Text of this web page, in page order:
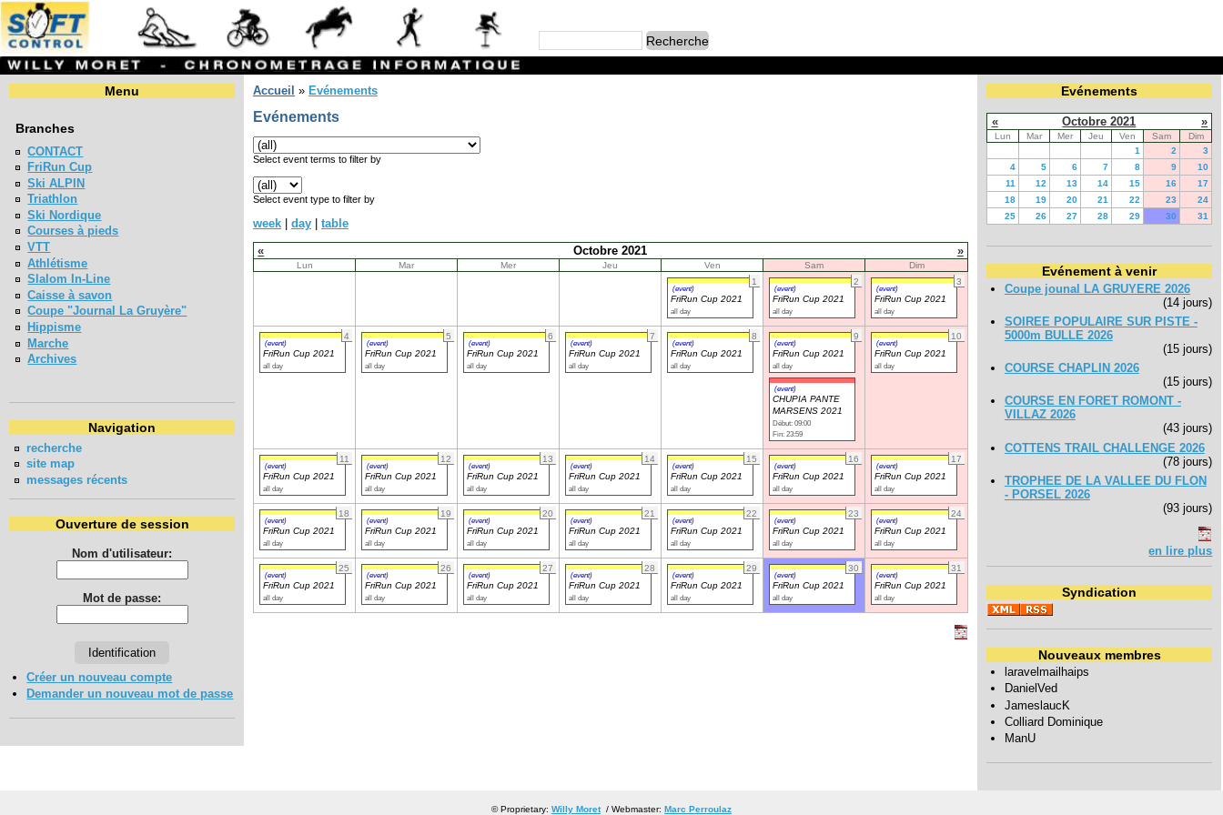
Menu
Branches
CONTACT
FriRun Cup
Ski ALPIN
Triathlon
Ski Nordique
Courses à pieds
VTT
Athlétisme
Slalom In-Line
Caisse à savon
Coupe "Journal La Gruyère"
Hippisme
Marche
Archives
Navigation
recherche
site map
messages récents
Ouverture de session
Nom d'utilisateur:
Mot de passe:
Créer un nouveau compte
Demander un nouveau mot de passe
Accueil » Evénements
Evénements
Select event terms to filter by
Select event type to filter by
week day
table
«
Octobre 2021 »
Lun Mar Mer Jeu Ven Sam
Dim
1
(event)
FriRun Cup 2021
all day
2
(event)
FriRun Cup 2021
all day
3
(event)
FriRun Cup 2021
all day
4
(event)
FriRun Cup 2021
all day
5
(event)
FriRun Cup 2021
all day
6
(event)
FriRun Cup 2021
all day
7
(event)
FriRun Cup 2021
all day
8
(event)
FriRun Cup 2021
all day
9
(event)
FriRun Cup 2021
all day
(event)
CHUPIA PANTE
MARSENS 2021
Début: 09:00
Fin: 23:59
10
(event)
FriRun Cup 2021
all day
11
(event)
FriRun Cup 2021
all day
12
(event)
FriRun Cup 2021
all day
13
(event)
FriRun Cup 2021
all day
14
(event)
FriRun Cup 2021
all day
15
(event)
FriRun Cup 2021
all day
16
(event)
FriRun Cup 2021
all day
17
(event)
FriRun Cup 2021
all day
18
(event)
FriRun Cup 2021
all day
19
(event)
FriRun Cup 2021
all day
20
(event)
FriRun Cup 2021
all day
21
(event)
FriRun Cup 2021
all day
22
(event)
FriRun Cup 2021
all day
23
(event)
FriRun Cup 2021
all day
24
(event)
FriRun Cup 2021
all day
25
(event)
FriRun Cup 2021
all day
26
(event)
FriRun Cup 2021
all day
27
(event)
FriRun Cup 2021
all day
28
(event)
FriRun Cup 2021
all day
29
(event)
FriRun Cup 2021
all day
30
(event)
FriRun Cup 2021
all day
31
(event)
FriRun Cup 2021
all day
Evénements
« Octobre 2021 »
Lun Mar Mer Jeu Ven Sam
Dim
1
2
3
4
5 6 7 8 9
10
11
12 13 14 15 16
17
18
19 20 21 22 23
24
25
26 27 28 29 30 31
Evénement à venir
Coupe jounal LA GRUYERE 2026
(14 jours)
SOIREE POPULAIRE SUR PISTE -
5000m BULLE 2026
(15 jours)
COURSE CHAPLIN 2026
(15 jours)
COURSE EN FORET ROMONT -
VILLAZ 2026
(43 jours)
COTTENS TRAIL CHALLENGE 2026
(78 jours)
TROPHEE DE LA VALLEE DU FLON
- PORSEL 2026
(93 jours)
en lire plus
Syndication
Nouveaux membres
laravelmailhaips
DanielVed
JameslaucK
Colliard Dominique
ManU
© Proprietary: Willy Moret/ Webmaster: Marc Perroulaz